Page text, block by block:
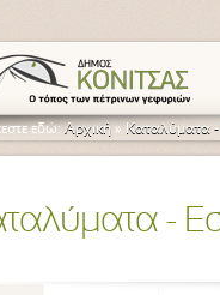
εδώ:Αρχική » Καταλύματα -
-